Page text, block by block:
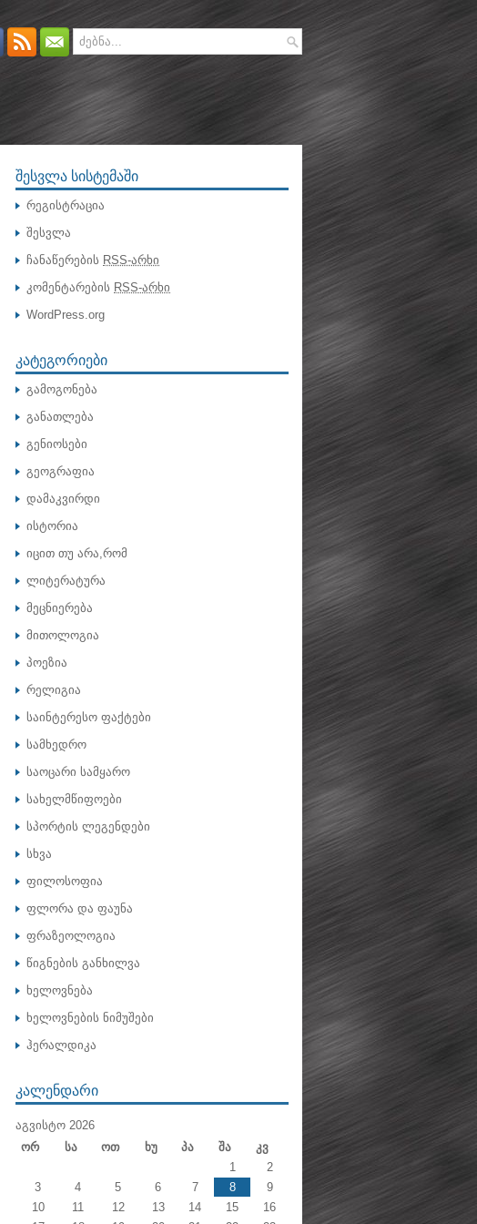
ᲨᲔᲡᲕᲚᲐ ᲡᲘᲡᲢᲔᲛᲐᲨᲘ
რეგისტრაცია
შესვლა
ჩანაწერების RSS-არხი
კომენტარების RSS-არხი
WordPress.org
ᲙᲐᲢᲔᲒᲝᲠᲘᲔᲑᲘ
გამოგონება
განათლება
გენიოსები
გეოგრაფია
დამაკვირდი
ისტორია
იცით თუ არა,რომ
ლიტერატურა
მეცნიერება
მითოლოგია
პოეზია
რელიგია
საინტერესო ფაქტები
სამხედრო
საოცარი სამყარო
სახელმწიფოები
სპორტის ლეგენდები
სხვა
ფილოსოფია
ფლორა და ფაუნა
ფრაზეოლოგია
წიგნების განხილვა
ხელოვნება
ხელოვნების ნიმუშები
ჰერალდიკა
ᲙᲐᲚᲔᲜᲓᲐᲠᲘ
ᲐᲒᲕᲘᲡᲢᲝ 2026
Ორ
Სა Ოთ Ხუ Პა Შა
Კვ
1
2
3
4 5 6 7 8
9
10
11 12 13 14 15
16